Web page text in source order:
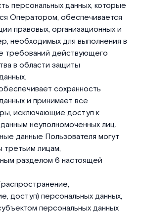
персональных данных, которые
Оператором, обеспечивается
правовых, организационных и
необходимых для выполнения в
требований действующего
в области защиты
сохранность
и принимает все
исключающие доступ к
неуполномоченных лиц.
данные Пользователя могут
лицам,
разделом 6 настоящей
доступ) персональных данных,
персональных данных